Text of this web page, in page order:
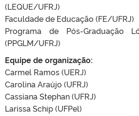
(LEQUE/UFRJ)
Faculdade de Educação (FE/UFRJ)
Programa de Pós-Graduação
(PPGLM/UFRJ)
Equipe de organização:
Carmel Ramos (UERJ)
Carolina Araújo (UFRJ)
Cassiana Stephan (UFRJ)
Larissa Schip (UFPel)